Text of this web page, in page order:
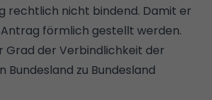
rechtlich nicht bindend. Damit er
Antrag förmlich gestellt werden.
Grad der Verbindlichkeit der
Bundesland zu Bundesland